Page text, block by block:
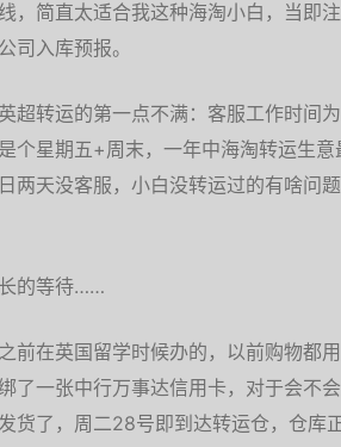
，简直太适合我这种海淘小白，当即
司入库预报。
超转运的第一点不满：客服工作时间
个星期五+周末，一年中海淘转运生
两天没客服，小白没转运过的有啥问
的等待……
前在英国留学时候办的，以前购物都
了一张中行万事达信用卡，对于会不
货了，周二28号即到达转运仓，仓库